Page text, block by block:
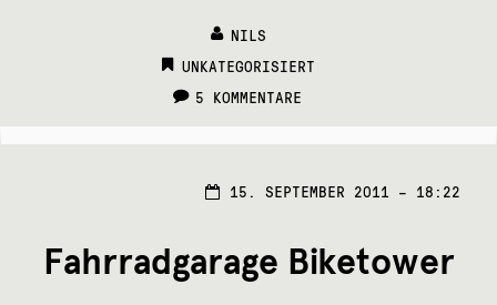
NILS
CATEGORIES:
UNKATEGORISIERT
5 KOMMENTARE
15. SEPTEMBER 2011 – 18:22
Fahrradgarage Biketower